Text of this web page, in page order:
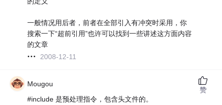
一般情况用后者，前者在全部引入有冲突时采用，你
搜索一下“超前引用”也许可以找到一些讲述这方面内容
的文章
2008-12-11
Mougou
#include 是预处理指令，包含头文件的。
赞